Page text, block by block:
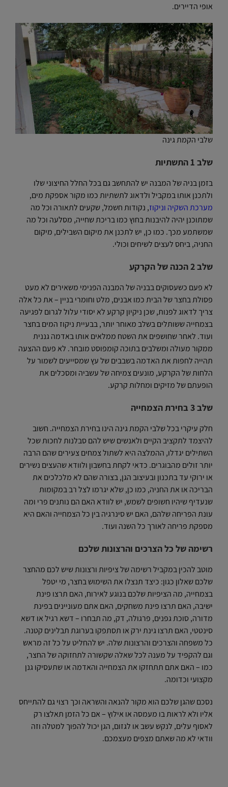
אופי הדיירים.
שלבי הקמת גינה
שלב 1 התשתיות
בזמן בניה של המבנה יש להתחשב גם בכל החלל החיצוני שלו
ולתכנן אותו במקביל ולדאוג לתשתיות כמו מקור אספקת מים,
מערכת השקיה וניקוז, נקודות חשמל, שקעים לתאורה וכל מה
שמתוכנן יהיה להיבנות בחוץ כמו בריכת שחייה, מסלעה וכל מה
שמשתמע מכך. כמו כן, יש לתכנן את מיקום השבילים, מיקום
החניה, ביחס לעצים לשיחים וכולי.
שלב 2 הכנה של הקרקע
לא פעם כשעסוקים בבניה של המבנה הפנימי משאירים לא מעט
פסולת בחצר של הבית כמו אבנים, מלט וחומרי בניין – את כל אלה
צריך לדאוג לפנות, שכן ניקיון קרקע לא יסודי עלול לגרום לפגיעה
בצמחייה ששותלים בשלב מאוחר יותר, בבעיית ניקוז המים בחצר
ועוד. לאחר שחושפים את השטח ממלאים אותו באדמה גננית
ממקור מעולה ומשלבים בתוכה קומפוסט מובחר. לא פעם ההצעה
תהייה לחפות את האדמה בשבבים של עץ שמסייעים לשמור על
הלחות של הקרקע, מונעים צמיחה של עשביה ומסכלים את
הופעתם של מזיקים ומחלות קרקע.
שלב 3 בחירת הצמחייה
חלק עיקרי בכל שלבי הקמת גינה הינו בחירת הצמחייה. חשוב
להיצמד לתקציב הקיים ולאנשים שיש להם סבלנות לחכות שכל
השתילים יגדלו, ההמלצה היא לשתול צמחים צעירים שהם הרבה
יותר זולים מהבוגרים. כדאי לקחת בחשבון ולוודא שהעצים נשירים
או ירוקי עד בתכנון ובעיצוב הגן, בצורה שהם לא מלכלכים את
הבריכה או את החניה, כמו כן, שלא יגרמו לצל רב במקומות
שנעדיף שיהיו חשופים לשמש, יש לוודא האם הם נותנים פרי ומה
עונת הפריחה שלהם, האם יש סינרגיה בין כל הצמחייה והאם היא
מספקת פריחה לאורך כל השנה ועוד.
רשימה של כל הצרכים והרצונות שלכם
מוטב להכין במקביל רשימה של ציפיות ורצונות שיש לכם מהחצר
שלכם שאלון כגון: כיצד תנצלו את השימוש בחצר, מי יטפל
בצמחייה, מה הציפיות שלכם בנוגע לאירוח, האם תרצו פינת
ישיבה, האם תרצו פינת משחקים, האם אתם מעוניינים בפינת
מדורה, סוכת גפנים, פרגולה, דק, מה תבחרו – דשא רגיל או דשא
סינטטי, האם תרצו גינת ירק או תסתפקו בערוגת תבלינים קטנה.
כל משפחה והצרכים והרצונות שלה. יש להחליט על כל זה מראש
וגם להקפיד על מענה לכל שאלה שקשורה לתחזוקה של החצר,
כמו – האם אתם תתחזקו את הצמחייה והאדמה או שתעסיקו גנן
מקצועי וכדומה.
נסכם שהגן שלכם הוא מקור להנאה והשראה וכך רצוי גם להתייחס
אליו ולא לראות בו מעמסה או אילוץ – אם כל הזמן תאלצו רק
לאסוף עלים, לנקש עשב או לגזום, הגן יכול להפוך למטלה וזה
וודאי לא מה שאתם מצפים מעצמכם.